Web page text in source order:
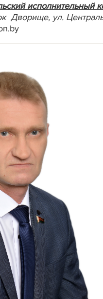
исполнительный
Дворище, ул.